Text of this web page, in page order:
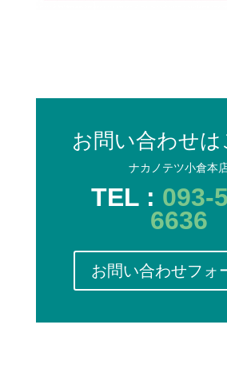
お問い合わせは
ナカノテツ小倉本
TEL : 093-
6636
お問い合わせフォ